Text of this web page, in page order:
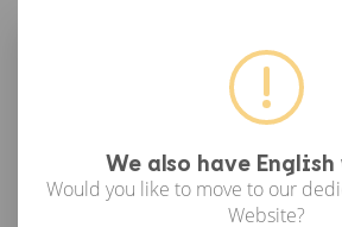
We also have
Would you like to move to our
Website?
เข้าสู่ระบบด้วย
or